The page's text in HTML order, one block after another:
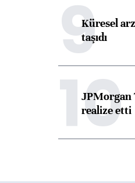
9Küresel
taşıdı
10
JPMorgan
realize etti